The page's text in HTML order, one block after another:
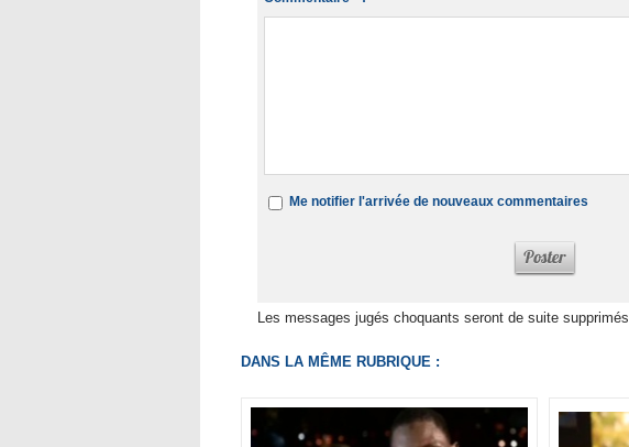
Me notifier l'arrivée de nouveaux commentaires
Les messages jugés choquants seront de suite supprimés
DANS LA MÊME RUBRIQUE :